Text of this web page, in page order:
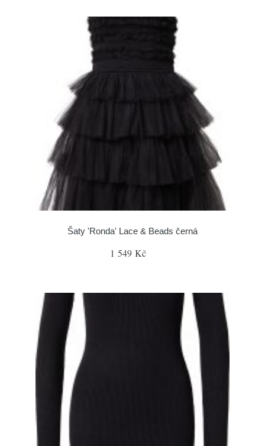
Šaty 'Ronda' Lace & Beads černá
1 549 Kč